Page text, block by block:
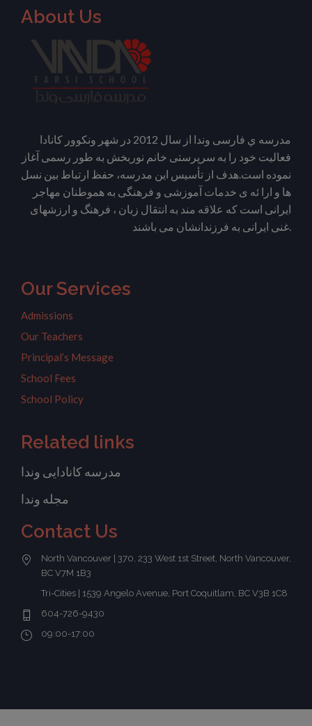
About Us
مدرسه ي فارسی وندا از سال 2012 در شهر ونکوور کانادا
فعالیت خود را به سرپرستی خانم نوربخش به طور رسمی آغاز
نموده است.هدف از تأسیس این مدرسه، حفظ ارتباط بین نسل
ها و ارا ئه ی خدمات آموزشی و فرهنگی به هموطنان مهاجر
ایرانی است که علاقه مند به انتقال زبان ، فرهنگ و ارزشهای
غنی ایرانی به فرزندانشان می باشند.
Our Services
Admissions
Our Teachers
Principal’s Message
School Fees
School Policy
Related links
مدرسه کانادایی وندا
مجله وندا
Contact Us
North Vancouver | 370, 233 West 1st Street, North Vancouver,
BC V7M 1B3
Tri-Cities | 1539 Angelo Avenue, Port Coquitlam, BC V3B 1C8
604-726-9430
09:00-17:00